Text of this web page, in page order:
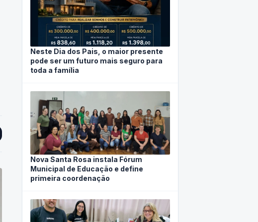
Neste Dia dos Pais, o maior presente
pode ser um futuro mais seguro para
toda a família
Nova Santa Rosa instala Fórum
Municipal de Educação e define
primeira coordenação